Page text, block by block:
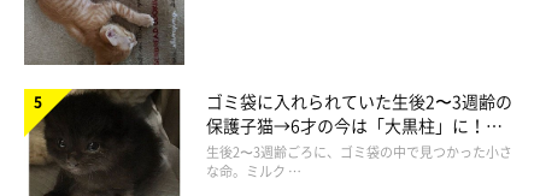
ゴミ袋に入れられていた生後2〜3週齢の
保護子猫→6才の今は「大黒柱」に！
美しい黒猫に成長した姿にグッとくる
生後2〜3週齢ごろに、ゴミ袋の中で見つかった小さ
な命。ミルク …